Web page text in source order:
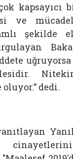
kapsayıcı
ve
şekilde
uğruyorsa
dedi.